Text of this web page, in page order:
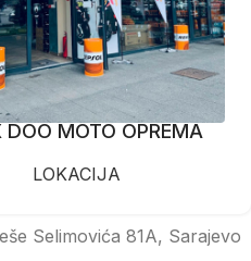
DOO MOTO OPREMA
LOKACIJA
Selimovića 81A, Sarajevo